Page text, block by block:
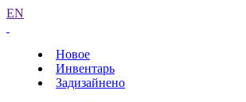
EN
Новое
Инвентарь
Задизайнено